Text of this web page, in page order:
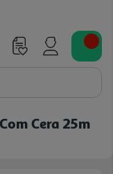
Cera 25m